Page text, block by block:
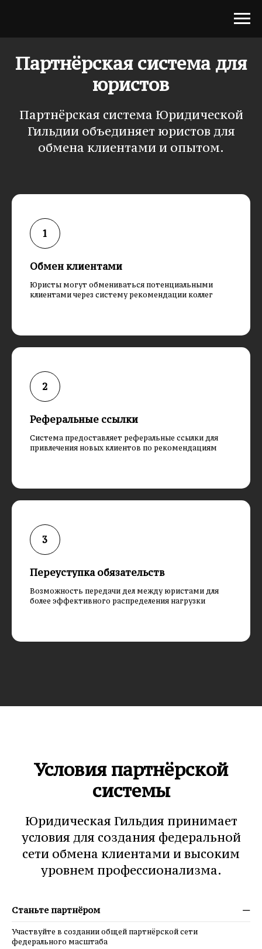
Партнёрская система для
юристов
Партнёрская система Юридической
Гильдии объединяет юристов для
обмена клиентами и опытом.
Обмен клиентами
Юристы могут обмениваться потенциальными
клиентами через систему рекомендации коллег
Реферальные ссылки
Система предоставляет реферальные ссылки для
привлечения новых клиентов по рекомендациям
Переуступка обязательств
Возможность передачи дел между юристами для
более эффективного распределения нагрузки
Условия партнёрской
системы
Юридическая Гильдия принимает
условия для создания федеральной
сети обмена клиентами и высоким
уровнем профессионализма.
Станьте партнёром —
Участвуйте в создании общей партнёрской сети
федерального масштаба